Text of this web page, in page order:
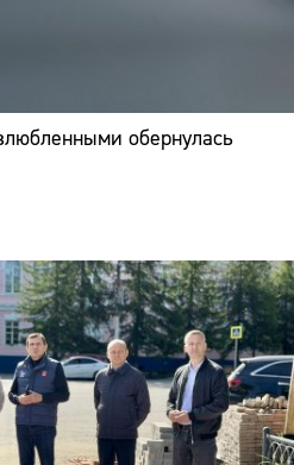
обернулась